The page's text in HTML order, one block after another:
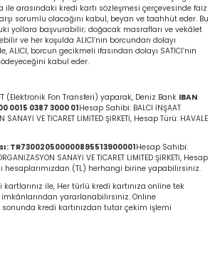
arasındaki kredi kartı sözleşmesi çerçevesinde faiz
sorumlu olacağını kabul, beyan ve taahhüt eder. Bu
yollara başvurabilir; doğacak masrafları ve vekâlet
ve her koşulda ALICI’nın borcundan dolayı
borcun gecikmeli ifasından dolayı SATICI’nın
ödeyeceğini kabul eder.
(Elektronik Fon Transferi) yaparak, Deniz Bank IBAN
0015 0387 3000 01Hesap Sahibi: BALCI İNŞAAT
SANAYİ VE TİCARET LİMİTED ŞİRKETİ, Hesap Türü: HAVALE
TR730020500000895513900001Hesap Sahibi:
SANAYİ VE TİCARET LİMİTED ŞİRKETİ, Hesap
hesaplarımızdan (TL) herhangi birine yapabilirsiniz.
ile, Her türlü kredi kartınıza online tek
yararlanabilirsiniz. Online
kredi kartınızdan tutar çekim işlemi